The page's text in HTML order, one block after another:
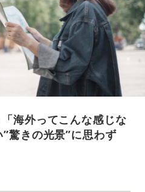
海外ってこんな感じな
驚きの光景”に思わず